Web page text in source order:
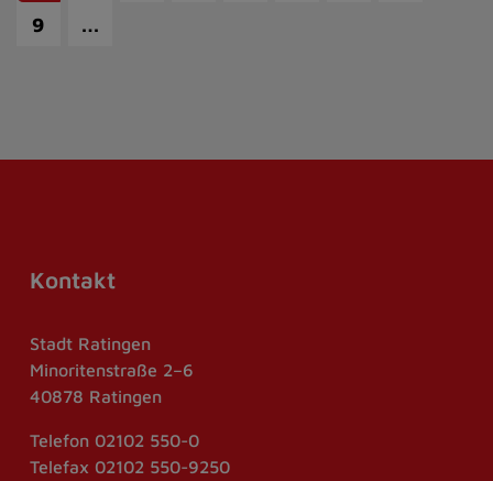
9
…
Kontakt
Stadt Ratingen
Minoritenstraße 2–6
40878 Ratingen
Telefon 02102 550-0
Telefax 02102 550-9250